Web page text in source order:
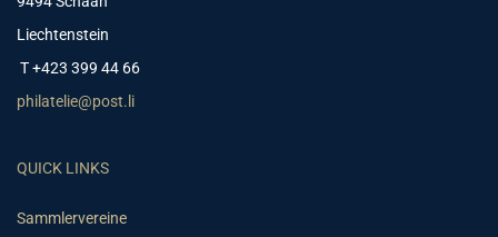
Liechtenstein
T +423 399 44 66
philatelie@post.li
QUICK LINKS
Sammlervereine